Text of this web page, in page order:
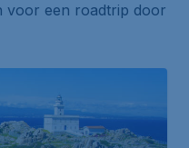
voor een roadtrip door